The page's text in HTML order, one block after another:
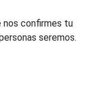
nos confirmes tu
seremos.